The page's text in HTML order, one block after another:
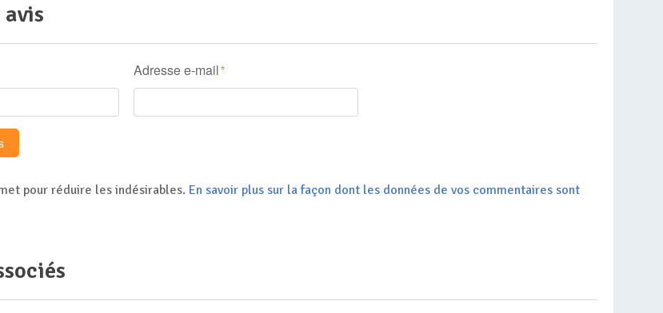
Adresse e-mail *
pour réduire les indésirables. En savoir plus sur la façon dont les données de vos commentaires sont